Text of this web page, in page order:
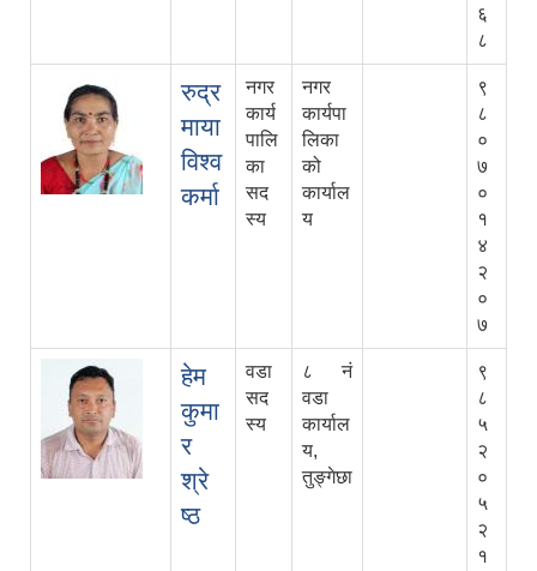
६
८
रुद्र
माया
विश्व
कर्मा
नगर
कार्य
पालि
का
सद
स्य
नगर
कार्यपा
लिका
को
कार्याल
य
९
८
०
७
०
१
४
२
०
७
हेम
कुमा
र
श्रे
ष्ठ
वडा
सद
स्य
८ नं
वडा
कार्याल
य,
तुङ्गेछा
९
८
५
२
०
५
२
१